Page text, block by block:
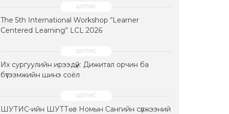
The 5th International Workshop “Learner
Centered Learning” LCL 2026
Их сургуулийн ирээдүй: Дижитал орчин ба
бүтээмжийн шинэ соёл
ШУТИС-ийн ШУТТөв Номын Сангийн сүлжээний